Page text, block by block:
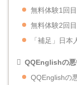
無料体験1回
無料体験2回
「補足」日
QQEnglishの悪
QQEnglishの